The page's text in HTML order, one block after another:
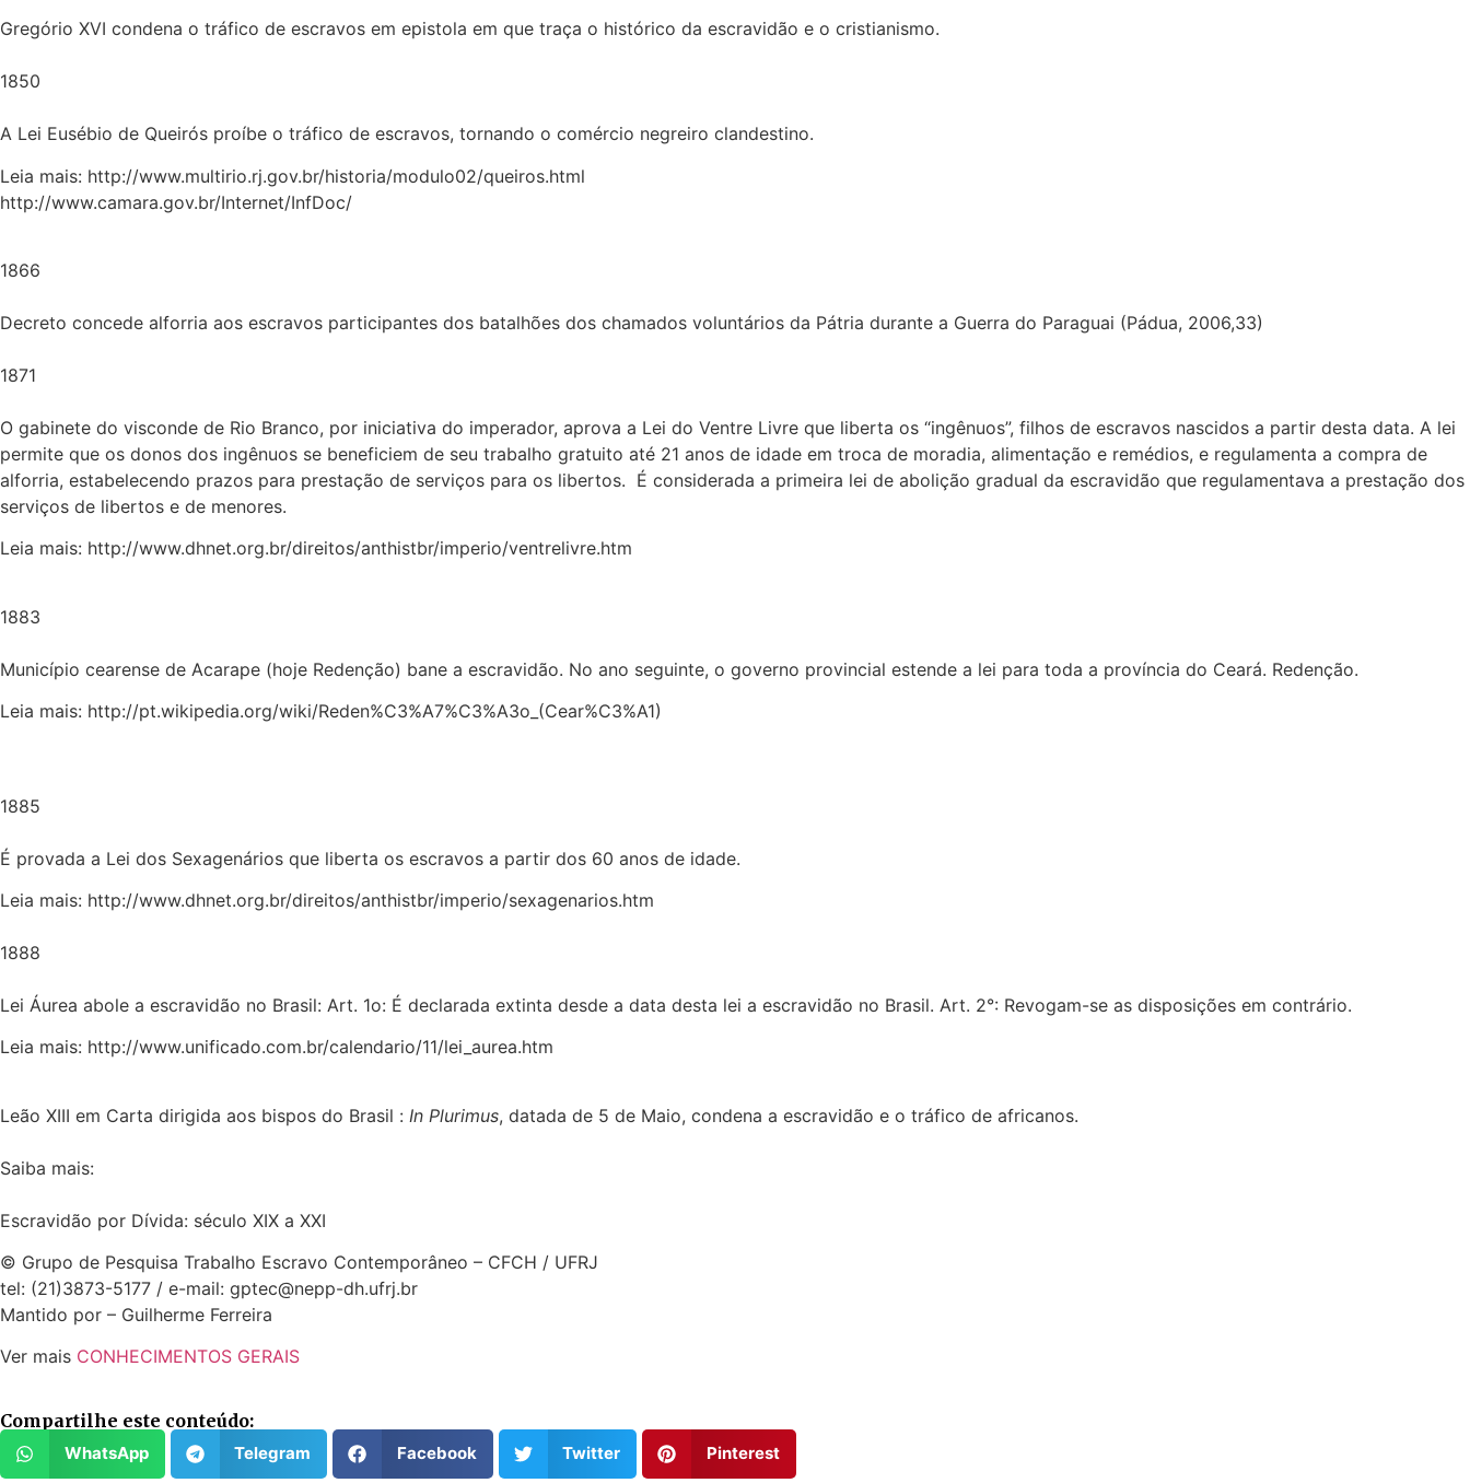
Gregório XVI condena o tráfico de escravos em epistola em que traça o histórico da escravidão e o cristianismo.
1850
A Lei Eusébio de Queirós proíbe o tráfico de escravos, tornando o comércio negreiro clandestino.
Leia mais: http://www.multirio.rj.gov.br/historia/modulo02/queiros.html
http://www.camara.gov.br/Internet/InfDoc/
1866
Decreto concede alforria aos escravos participantes dos batalhões dos chamados voluntários da Pátria durante a Guerra do Paraguai (Pádua, 2006,33)
1871
O gabinete do visconde de Rio Branco, por iniciativa do imperador, aprova a Lei do Ventre Livre que liberta os “ingênuos”, filhos de escravos nascidos a partir desta data. A lei
permite que os donos dos ingênuos se beneficiem de seu trabalho gratuito até 21 anos de idade em troca de moradia, alimentação e remédios, e regulamenta a compra de
alforria, estabelecendo prazos para prestação de serviços para os libertos. É considerada a primeira lei de abolição gradual da escravidão que regulamentava a prestação dos
serviços de libertos e de menores.
Leia mais: http://www.dhnet.org.br/direitos/anthistbr/imperio/ventrelivre.htm
1883
Município cearense de Acarape (hoje Redenção) bane a escravidão. No ano seguinte, o governo provincial estende a lei para toda a província do Ceará. Redenção.
Leia mais: http://pt.wikipedia.org/wiki/Reden%C3%A7%C3%A3o_(Cear%C3%A1)
1885
É provada a Lei dos Sexagenários que liberta os escravos a partir dos 60 anos de idade.
Leia mais: http://www.dhnet.org.br/direitos/anthistbr/imperio/sexagenarios.htm
1888
Lei Áurea abole a escravidão no Brasil: Art. 1o: É declarada extinta desde a data desta lei a escravidão no Brasil. Art. 2°: Revogam-se as disposições em contrário.
Leia mais: http://www.unificado.com.br/calendario/11/lei_aurea.htm
Leão XIII em Carta dirigida aos bispos do Brasil : In Plurimus, datada de 5 de Maio, condena a escravidão e o tráfico de africanos.
Saiba mais:
Escravidão por Dívida: século XIX a XXI
© Grupo de Pesquisa Trabalho Escravo Contemporâneo – CFCH / UFRJ
tel: (21)3873-5177 / e-mail: gptec@nepp-dh.ufrj.br
Mantido por – Guilherme Ferreira
Ver mais CONHECIMENTOS GERAIS
Compartilhe este conteúdo:
WhatsApp Telegram Facebook Twitter Pinterest